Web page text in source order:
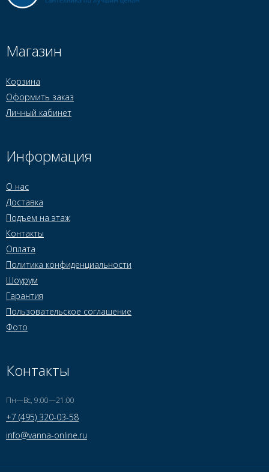
Магазин
Корзина
Оформить заказ
Личный кабинет
Информация
О нас
Доставка
Подъем на этаж
Контакты
Оплата
Политика конфиденциальности
Шоурум
Гарантия
Пользовательское соглашение
Фото
Контакты
Пн—Вс, 9:00—21:00
+7 (495) 320-03-58
info@vanna-online.ru